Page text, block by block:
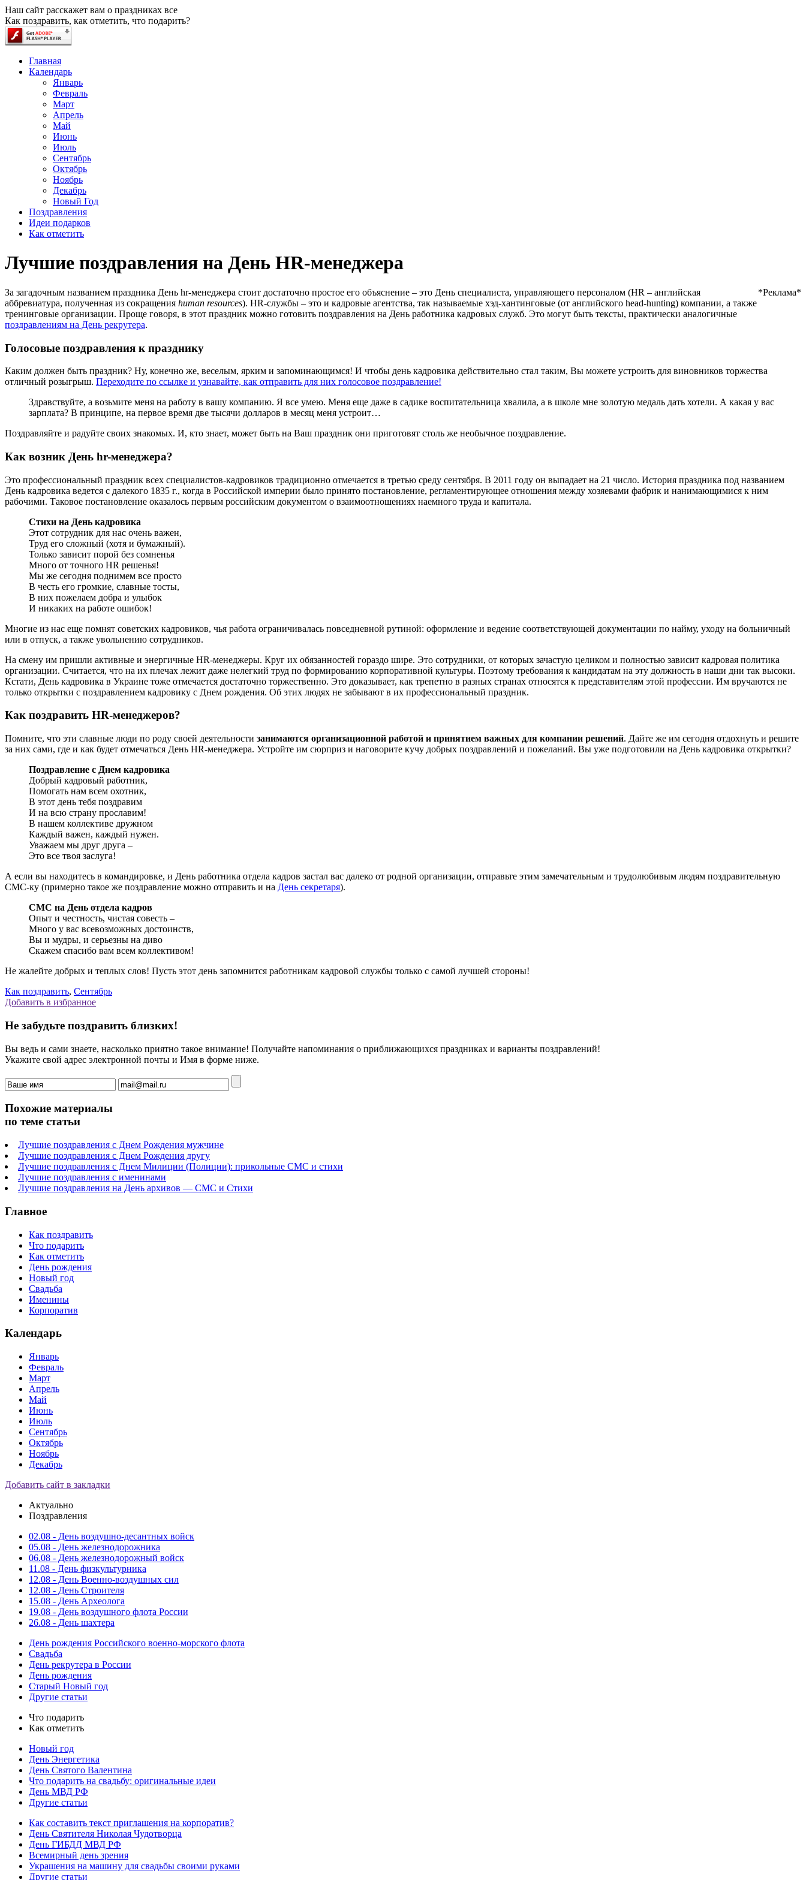
Наш сайт расскажет вам о праздниках все
Как поздравить, как отметить, что подарить?
Главная
Календарь
Январь
Февраль
Март
Апрель
Май
Июнь
Июль
Сентябрь
Октябрь
Ноябрь
Декабрь
Новый Год
Поздравления
Идеи подарков
Как отметить
Лучшие поздравления на День HR-менеджера
*Реклама*
За загадочным названием праздника День hr-менеджера стоит достаточно простое его объяснение – это День специалиста, управляющего персоналом (HR – английская
аббревиатура, полученная из сокращения human resources). HR-службы – это и кадровые агентства, так называемые хэд-хантинговые (от английского head-hunting) компании, а также
тренинговые организации. Проще говоря, в этот праздник можно готовить поздравления на День работника кадровых служб. Это могут быть тексты, практически аналогичные
поздравлениям на День рекрутера.
Голосовые поздравления к празднику
Каким должен быть праздник? Ну, конечно же, веселым, ярким и запоминающимся! И чтобы день кадровика действительно стал таким, Вы можете устроить для виновников торжества
отличный розыгрыш. Переходите по ссылке и узнавайте, как отправить для них голосовое поздравление!
Здравствуйте, а возьмите меня на работу в вашу компанию. Я все умею. Меня еще даже в садике воспитательница хвалила, а в школе мне золотую медаль дать хотели. А какая у вас
зарплата? В принципе, на первое время две тысячи долларов в месяц меня устроит…
Поздравляйте и радуйте своих знакомых. И, кто знает, может быть на Ваш праздник они приготовят столь же необычное поздравление.
Как возник День hr-менеджера?
Это профессиональный праздник всех специалистов-кадровиков традиционно отмечается в третью среду сентября. В 2011 году он выпадает на 21 число. История праздника под названием
День кадровика ведется с далекого 1835 г., когда в Российской империи было принято постановление, регламентирующее отношения между хозяевами фабрик и нанимающимися к ним
рабочими. Таковое постановление оказалось первым российским документом о взаимоотношениях наемного труда и капитала.
Стихи на День кадровика
Этот сотрудник для нас очень важен,
Труд его сложный (хотя и бумажный).
Только зависит порой без сомненья
Много от точного HR решенья!
Мы же сегодня поднимем все просто
В честь его громкие, славные тосты,
В них пожелаем добра и улыбок
И никаких на работе ошибок!
Многие из нас еще помнят советских кадровиков, чья работа ограничивалась повседневной рутиной: оформление и ведение соответствующей документации по найму, уходу на больничный
или в отпуск, а также увольнению сотрудников.
На смену им пришли активные и энергичные HR-менеджеры. Круг их обязанностей гораздо шире. Это сотрудники, от которых зачастую целиком и полностью зависит кадровая политика
организации. Считается, что на их плечах лежит даже нелегкий труд по формированию корпоративной культуры. Поэтому требования к кандидатам на эту должность в наши дни так высоки.
Кстати, День кадровика в Украине тоже отмечается достаточно торжественно. Это доказывает, как трепетно в разных странах относятся к представителям этой профессии. Им вручаются не
только открытки с поздравлением кадровику с Днем рождения. Об этих людях не забывают в их профессиональный праздник.
Как поздравить HR-менеджеров?
Помните, что эти славные люди по роду своей деятельности занимаются организационной работой и принятием важных для компании решений. Дайте же им сегодня отдохнуть и решите
за них сами, где и как будет отмечаться День HR-менеджера. Устройте им сюрприз и наговорите кучу добрых поздравлений и пожеланий. Вы уже подготовили на День кадровика открытки?
Поздравление с Днем кадровика
Добрый кадровый работник,
Помогать нам всем охотник,
В этот день тебя поздравим
И на всю страну прославим!
В нашем коллективе дружном
Каждый важен, каждый нужен.
Уважаем мы друг друга –
Это все твоя заслуга!
А если вы находитесь в командировке, и День работника отдела кадров застал вас далеко от родной организации, отправьте этим замечательным и трудолюбивым людям поздравительную
СМС-ку (примерно такое же поздравление можно отправить и на День секретаря).
СМС на День отдела кадров
Опыт и честность, чистая совесть –
Много у вас всевозможных достоинств,
Вы и мудры, и серьезны на диво
Скажем спасибо вам всем коллективом!
Не жалейте добрых и теплых слов! Пусть этот день запомнится работникам кадровой службы только с самой лучшей стороны!
Как поздравить, Сентябрь
Добавить в избранное
Не забудьте поздравить близких!
Вы ведь и сами знаете, насколько приятно такое внимание! Получайте напоминания о приближающихся праздниках и варианты поздравлений!
Укажите свой адрес электронной почты и Имя в форме ниже.
Похожие материалы
по теме статьи
Лучшие поздравления с Днем Рождения мужчине
Лучшие поздравления с Днем Рождения другу
Лучшие поздравления с Днем Милиции (Полиции): прикольные СМС и стихи
Лучшие поздравления с именинами
Лучшие поздравления на День архивов — СМС и Стихи
Главное
Как поздравить
Что подарить
Как отметить
День рождения
Новый год
Свадьба
Именины
Корпоратив
Календарь
Январь
Февраль
Март
Апрель
Май
Июнь
Июль
Сентябрь
Октябрь
Ноябрь
Декабрь
Добавить сайт в закладки
Актуально
Поздравления
02.08 - День воздушно-десантных войск
05.08 - День железнодорожника
06.08 - День железнодорожный войск
11.08 - День физкультурника
12.08 - День Военно-воздушных сил
12.08 - День Строителя
15.08 - День Археолога
19.08 - День воздушного флота России
26.08 - День шахтера
День рождения Российского военно-морского флота
Свадьба
День рекрутера в России
День рождения
Старый Новый год
Другие статьи
Что подарить
Как отметить
Новый год
День Энергетика
День Святого Валентина
Что подарить на свадьбу: оригинальные идеи
День МВД РФ
Другие статьи
Как составить текст приглашения на корпоратив?
День Святителя Николая Чудотворца
День ГИБДД МВД РФ
Всемирный день зрения
Украшения на машину для свадьбы своими руками
Другие статьи